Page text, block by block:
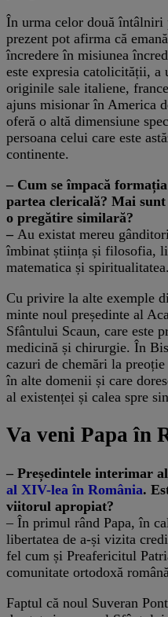
În urma celor două întâlniri
prezent pot afirma că
încredere în misiunea
este expresia catolicității,
originile sale italiene,
ajuns misionar în America
oferă o altă dimensiune
persoana celui care este
continente.
– Cum se împacă
partea clericală? Mai
o pregătire similară?
– Au existat mereu
îmbinat știința și filosofia,
matematica și spiritualitatea.
Cu privire la alte exemple
minte noul președinte al
Sfântului Scaun, care este
medicină și chirurgie. În
cazuri de chemări la
în alte domenii și care
al existenței și calea spre
Va veni Papa în
– Președintele interimar
al XIV-lea în România.
viitorul apropiat?
– În primul rând Papa, în
libertatea de a-și vizita
fel cum și Preafericitul
comunitate ortodoxă
Faptul că noul Suveran